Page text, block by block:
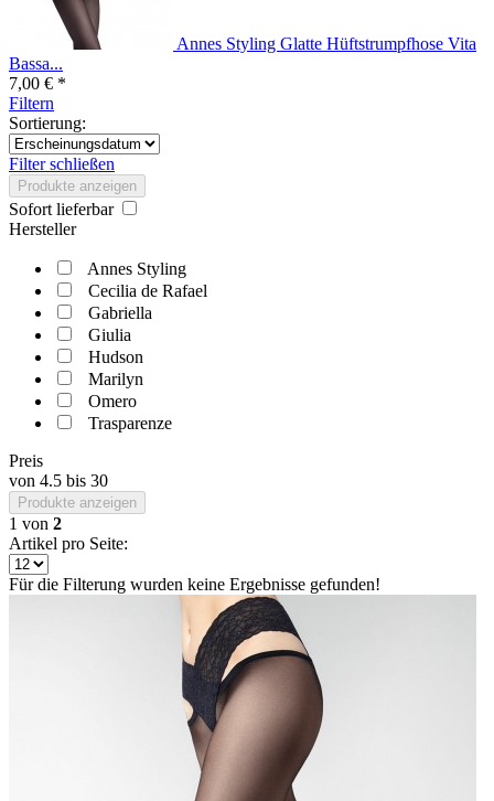
Annes Styling Glatte Hüftstrumpfhose Vita
Bassa...
7,00 € *
Filtern
Sortierung:
Filter schließen
Produkte anzeigen
Sofort lieferbar
Hersteller
Annes Styling
Cecilia de Rafael
Gabriella
Giulia
Hudson
Marilyn
Omero
Trasparenze
Preis
von 4.5 bis 30
Produkte anzeigen
1 von 2
Artikel pro Seite:
Für die Filterung wurden keine Ergebnisse gefunden!